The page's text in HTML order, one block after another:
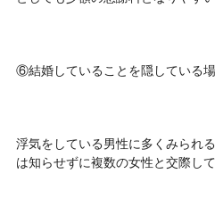
⑥結婚していることを隠している
浮気をしている男性に多くみられ
は知らせずに複数の女性と交際し